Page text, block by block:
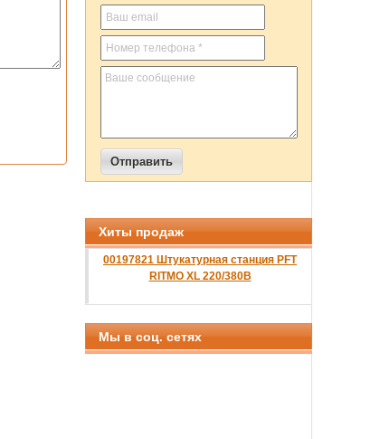
Хиты продаж
00197821 Штукатурная станция PFT
RITMO XL 220/380B
Мы в соц. сетях